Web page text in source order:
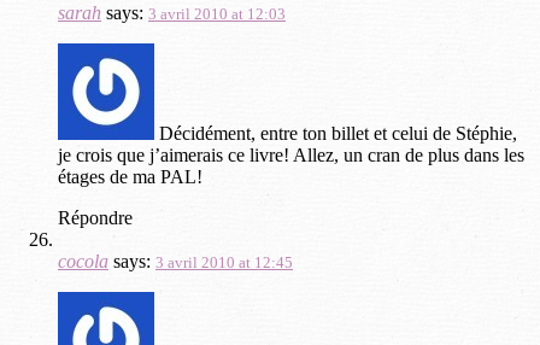
sarah says: 3 avril 2010 at 12:03
Décidément, entre ton billet et celui de Stéphie,
je crois que j’aimerais ce livre! Allez, un cran de plus dans les
étages de ma PAL!
Répondre
cocola says: 3 avril 2010 at 12:45